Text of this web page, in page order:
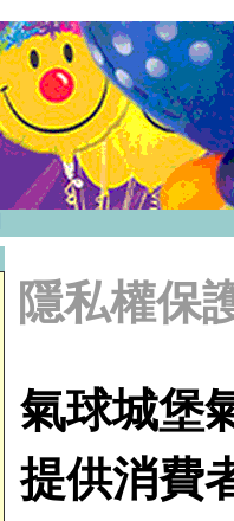
隱私權保
氣球城堡
提供消費